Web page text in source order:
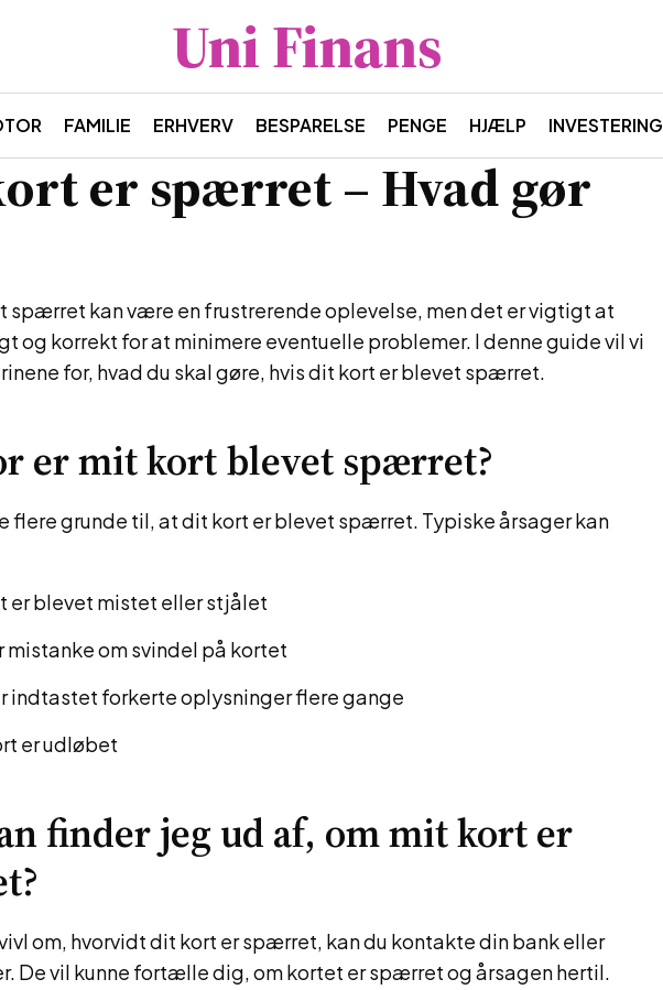
Uni Finans
FAMILIE ERHVERV BESPARELSE PENGE HJÆLP INVESTERING
er spærret – Hvad gør
spærret kan være en frustrerende oplevelse, men det er vigtigt at
og korrekt for at minimere eventuelle problemer. I denne guide vil vi
for, hvad du skal gøre, hvis dit kort er blevet spærret.
er mit kort blevet spærret?
flere grunde til, at dit kort er blevet spærret. Typiske årsager kan
er blevet mistet eller stjålet
mistanke om svindel på kortet
indtastet forkerte oplysninger flere gange
er udløbet
finder jeg ud af, om mit kort er
om, hvorvidt dit kort er spærret, kan du kontakte din bank eller
De vil kunne fortælle dig, om kortet er spærret og årsagen hertil.